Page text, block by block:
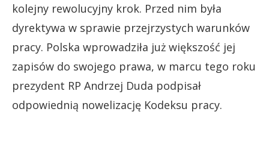
kolejny rewolucyjny krok. Przed nim była
dyrektywa w sprawie przejrzystych warunków
pracy. Polska wprowadziła już większość jej
zapisów do swojego prawa, w marcu tego roku
prezydent RP Andrzej Duda podpisał
odpowiednią nowelizację Kodeksu pracy.